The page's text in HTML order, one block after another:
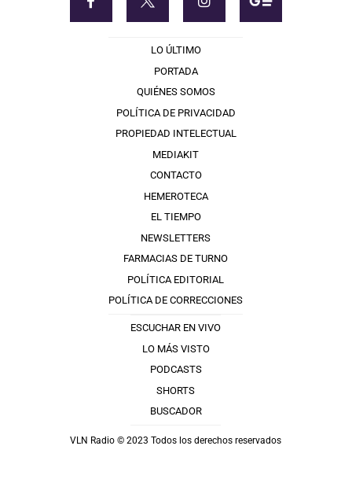
LO ÚLTIMO
PORTADA
QUIÉNES SOMOS
POLÍTICA DE PRIVACIDAD
PROPIEDAD INTELECTUAL
MEDIAKIT
CONTACTO
HEMEROTECA
EL TIEMPO
NEWSLETTERS
FARMACIAS DE TURNO
POLÍTICA EDITORIAL
POLÍTICA DE CORRECCIONES
ESCUCHAR EN VIVO
LO MÁS VISTO
PODCASTS
SHORTS
BUSCADOR
VLN Radio © 2023 Todos los derechos reservados